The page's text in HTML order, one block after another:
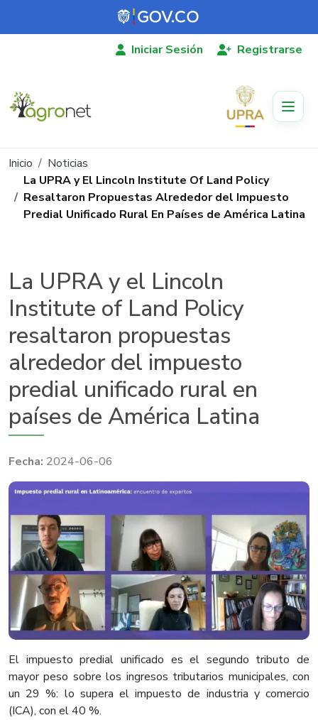
Pasar al contenido principal
Iniciar Sesión Registrarse
Ruta de navegación
Inicio
Noticias
La UPRA y El Lincoln Institute Of Land Policy
Resaltaron Propuestas Alrededor del Impuesto
Predial Unificado Rural En Países de América Latina
La UPRA y el Lincoln
Institute of Land Policy
resaltaron propuestas
alrededor del impuesto
predial unificado rural en
países de América Latina
2024-06-06
El impuesto predial unificado es el segundo tributo de
mayor peso sobre los ingresos tributarios municipales, con
un 29 %: lo supera el impuesto de industria y comercio
(ICA), con el 40 %.